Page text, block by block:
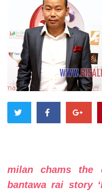
milan chams the
bantawa rai story